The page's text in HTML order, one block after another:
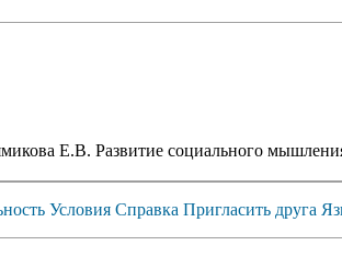
Е.В. Развитие социального
Условия Справка Пригласить друга